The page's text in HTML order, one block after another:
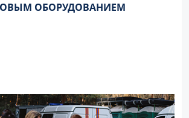
ОБОРУДОВАНИЕМ